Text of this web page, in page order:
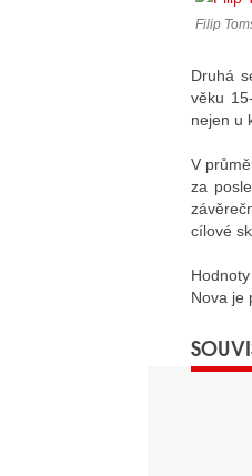
Filip
Druhá
věku
nejen u
V
za
cílové
Nova je